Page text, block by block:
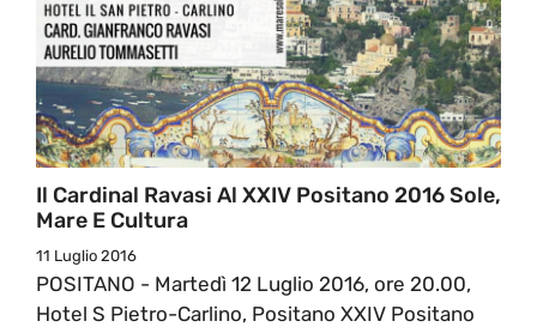
Il Cardinal Ravasi Al XXIV Positano 2016 Sole,
Mare E Cultura
11 Luglio 2016
POSITANO - Martedì 12 Luglio 2016, ore 20.00,
Hotel S Pietro-Carlino, Positano XXIV Positano